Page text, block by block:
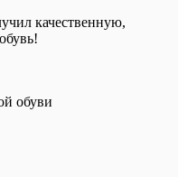
качественную,
обуви